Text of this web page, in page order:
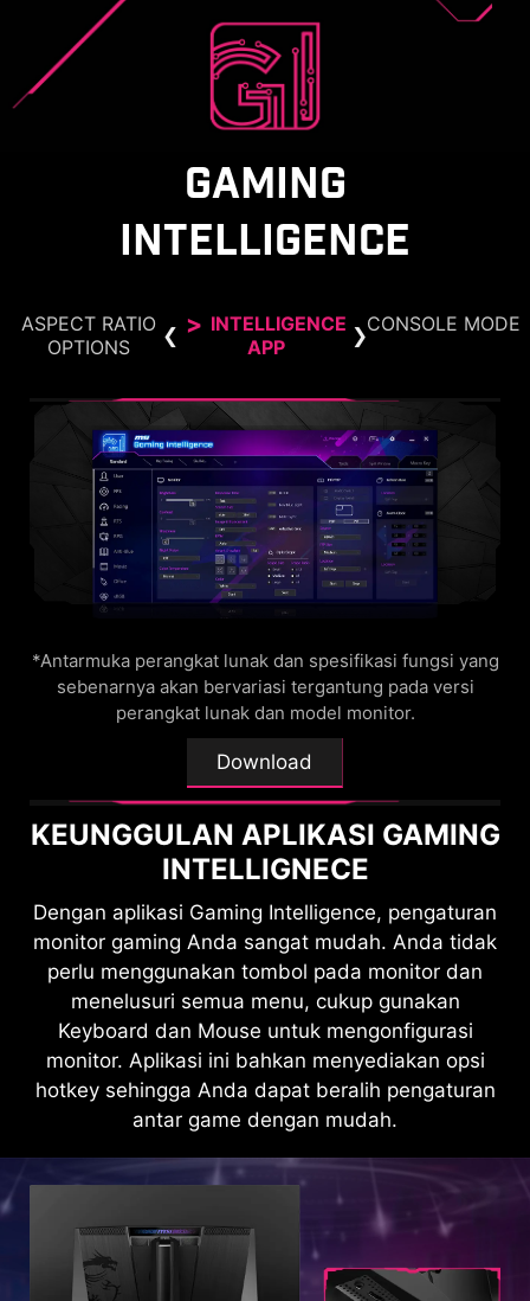
GAMING
INTELLIGENCE
ASPECT RATIO
OPTIONS
INTELLIGENCE
APP
CONSOLE MODE
*Antarmuka perangkat lunak dan spesifikasi fungsi yang
sebenarnya akan bervariasi tergantung pada versi
perangkat lunak dan model monitor.
Download
KEUNGGULAN APLIKASI GAMING
INTELLIGNECE
Dengan aplikasi Gaming Intelligence, pengaturan
monitor gaming Anda sangat mudah. ​​Anda tidak
perlu menggunakan tombol pada monitor dan
menelusuri semua menu, cukup gunakan
Keyboard dan Mouse untuk mengonfigurasi
monitor. Aplikasi ini bahkan menyediakan opsi
hotkey sehingga Anda dapat beralih pengaturan
antar game dengan mudah.
CONSOLE MODE + HDMI™ 2.1
HDMI™ 2.1 menyediakan bandwidth penuh
hingga 48Gbps, mendukung VRR dan
memastikan kompatibilitas sempurna dengan
konsol hingga 4K pada 120Hz. Dengan teknologi
HDMI™ CEC (Consumer Electronics Control)
bawaan, monitor dapat terhubung ke pengontrol,
mengaktifkan monitor dan menyesuaikan mode
yang disesuaikan dengan perangkat yang
berbeda.
HDMI™ 2.1 48Gbps
HDMI™ 2.0 18Gbps
HDMI™ 1.2 10.2Gbps
KVM
Kontrol beberapa perangkat
melalui satu set keyboard, mouse,
dan monitor gaming MSI.
PILIHAN RASIO ASPEK
Mendukung berbagai rasio aspek,
memungkinkan pilihan gambar 24,5 inci. Pilih
ukuran sesuka Anda, dan tingkatkan
pengalaman bermain game Anda semaksimal
mungkin.
24.5"